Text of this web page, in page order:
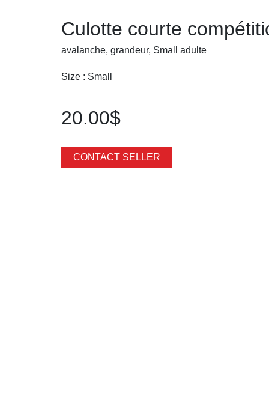
Culotte courte
avalanche, grandeur, Small adulte
Size : Small
20.00$
CONTACT SELLER